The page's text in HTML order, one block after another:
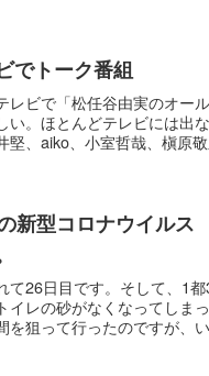
でトーク番組
レビで「松任谷由実のオー
い。ほとんどテレビには出
堅、aiko、小室哲哉、槇原
新型コロナウイル
て26日目です。そして、1
イレの砂がなくなってしま
を狙って行ったのですが、